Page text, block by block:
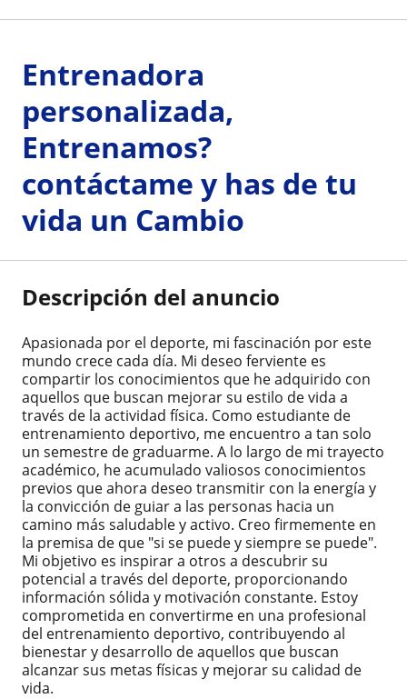
Entrenadora
personalizada,
Entrenamos?
contáctame y has de tu
vida un Cambio
Descripción del anuncio
Apasionada por el deporte, mi fascinación por este
mundo crece cada día. Mi deseo ferviente es
compartir los conocimientos que he adquirido con
aquellos que buscan mejorar su estilo de vida a
través de la actividad física. Como estudiante de
entrenamiento deportivo, me encuentro a tan solo
un semestre de graduarme. A lo largo de mi trayecto
académico, he acumulado valiosos conocimientos
previos que ahora deseo transmitir con la energía y
la convicción de guiar a las personas hacia un
camino más saludable y activo. Creo firmemente en
la premisa de que "si se puede y siempre se puede".
Mi objetivo es inspirar a otros a descubrir su
potencial a través del deporte, proporcionando
información sólida y motivación constante. Estoy
comprometida en convertirme en una profesional
del entrenamiento deportivo, contribuyendo al
bienestar y desarrollo de aquellos que buscan
alcanzar sus metas físicas y mejorar su calidad de
vida.